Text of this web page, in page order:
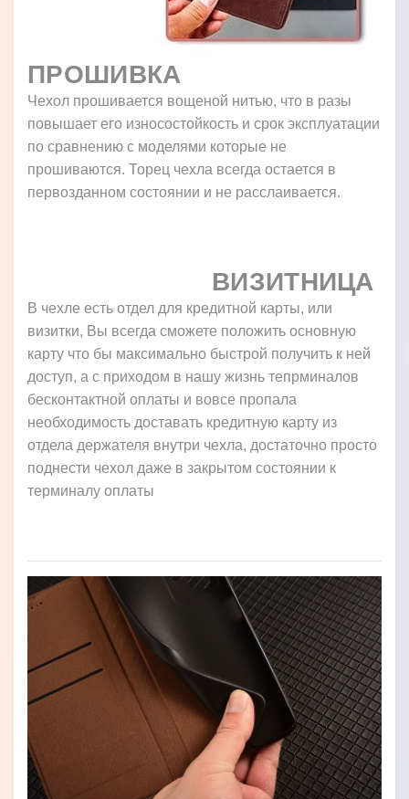
ПРОШИВКА
Чехол прошивается вощеной нитью, что в разы
повышает его износостойкость и срок эксплуатации
по сравнению с моделями которые не
прошиваются. Торец чехла всегда остается в
первозданном состоянии и не расслаивается.
ВИЗИТНИЦА
В чехле есть отдел для кредитной карты, или
визитки, Вы всегда сможете положить основную
карту что бы максимально быстрой получить к ней
доступ, а с приходом в нашу жизнь тепрминалов
бесконтактной оплаты и вовсе пропала
необходимость доставать кредитную карту из
отдела держателя внутри чехла, достаточно просто
поднести чехол даже в закрытом состоянии к
терминалу оплаты